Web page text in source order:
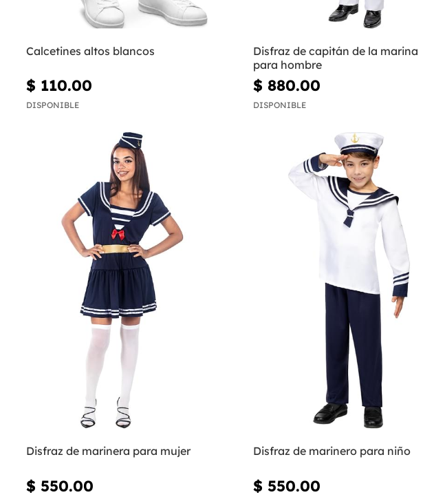
Calcetines altos blancos
$ 110.00
DISPONIBLE
Disfraz de capitán de la marina
para hombre
$ 880.00
DISPONIBLE
Disfraz de marinera para mujer
$ 550.00
Disfraz de marinero para niño
$ 550.00